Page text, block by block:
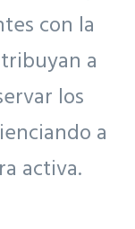
con la
a
los
a
activa.